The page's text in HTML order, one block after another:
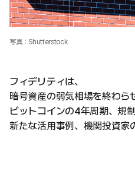
写真：Shutterstock
フィデリティは、
暗号資産の弱気相場を終わら
ビットコインの4年周期、規
新たな活用事例、機関投資家